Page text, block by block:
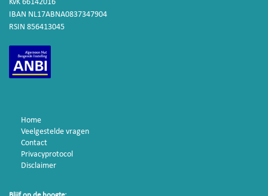
KvK 66142016
IBAN NL17ABNA0837347904
RSIN 856413045
Home
Veelgestelde vragen
Contact
Privacyprotocol
Disclaimer